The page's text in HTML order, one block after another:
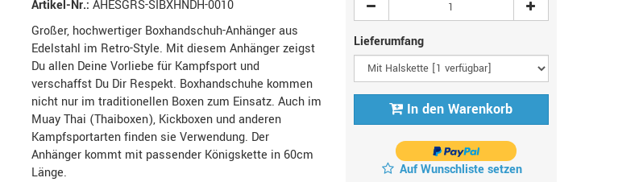
Artikel-Nr.: AHESGRS-SIBXHNDH-0010
Großer, hochwertiger Boxhandschuh-Anhänger aus
Edelstahl im Retro-Style. Mit diesem Anhänger zeigst
Du allen Deine Vorliebe für Kampfsport und
verschaffst Du Dir Respekt. Boxhandschuhe kommen
nicht nur im traditionellen Boxen zum Einsatz. Auch im
Muay Thai (Thaiboxen), Kickboxen und anderen
Kampfsportarten finden sie Verwendung. Der
Anhänger kommt mit passender Königskette in 60cm
Länge.
Lieferumfang
In den Warenkorb
Auf Wunschliste setzen